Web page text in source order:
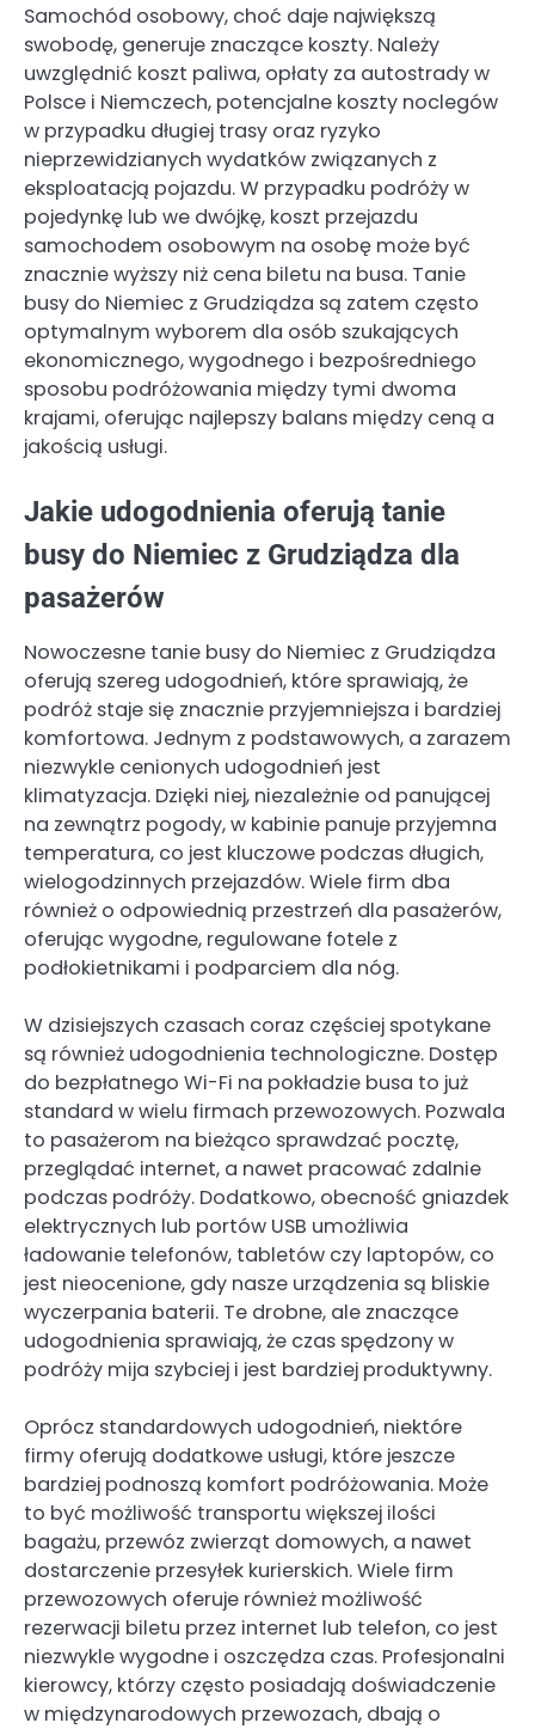
Samochód osobowy, choć daje największą
swobodę, generuje znaczące koszty. Należy
uwzględnić koszt paliwa, opłaty za autostrady w
Polsce i Niemczech, potencjalne koszty noclegów
w przypadku długiej trasy oraz ryzyko
nieprzewidzianych wydatków związanych z
eksploatacją pojazdu. W przypadku podróży w
pojedynkę lub we dwójkę, koszt przejazdu
samochodem osobowym na osobę może być
znacznie wyższy niż cena biletu na busa. Tanie
busy do Niemiec z Grudziądza są zatem często
optymalnym wyborem dla osób szukających
ekonomicznego, wygodnego i bezpośredniego
sposobu podróżowania między tymi dwoma
krajami, oferując najlepszy balans między ceną a
jakością usługi.
Jakie udogodnienia oferują tanie
busy do Niemiec z Grudziądza dla
pasażerów
Nowoczesne tanie busy do Niemiec z Grudziądza
oferują szereg udogodnień, które sprawiają, że
podróż staje się znacznie przyjemniejsza i bardziej
komfortowa. Jednym z podstawowych, a zarazem
niezwykle cenionych udogodnień jest
klimatyzacja. Dzięki niej, niezależnie od panującej
na zewnątrz pogody, w kabinie panuje przyjemna
temperatura, co jest kluczowe podczas długich,
wielogodzinnych przejazdów. Wiele firm dba
również o odpowiednią przestrzeń dla pasażerów,
oferując wygodne, regulowane fotele z
podłokietnikami i podparciem dla nóg.
W dzisiejszych czasach coraz częściej spotykane
są również udogodnienia technologiczne. Dostęp
do bezpłatnego Wi-Fi na pokładzie busa to już
standard w wielu firmach przewozowych. Pozwala
to pasażerom na bieżąco sprawdzać pocztę,
przeglądać internet, a nawet pracować zdalnie
podczas podróży. Dodatkowo, obecność gniazdek
elektrycznych lub portów USB umożliwia
ładowanie telefonów, tabletów czy laptopów, co
jest nieocenione, gdy nasze urządzenia są bliskie
wyczerpania baterii. Te drobne, ale znaczące
udogodnienia sprawiają, że czas spędzony w
podróży mija szybciej i jest bardziej produktywny.
Oprócz standardowych udogodnień, niektóre
firmy oferują dodatkowe usługi, które jeszcze
bardziej podnoszą komfort podróżowania. Może
to być możliwość transportu większej ilości
bagażu, przewóz zwierząt domowych, a nawet
dostarczenie przesyłek kurierskich. Wiele firm
przewozowych oferuje również możliwość
rezerwacji biletu przez internet lub telefon, co jest
niezwykle wygodne i oszczędza czas. Profesjonalni
kierowcy, którzy często posiadają doświadczenie
w międzynarodowych przewozach, dbają o